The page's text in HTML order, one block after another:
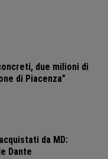
due milioni di
di Piacenza”
da MD:
Dante